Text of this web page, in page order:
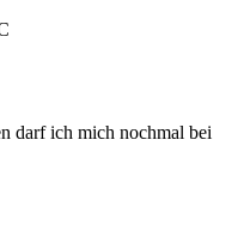
darf ich mich nochmal bei